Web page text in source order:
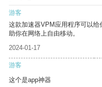
游客
这款加速器VPM应用程序可以
助你在网络上自由移动。
2024-01-17
游客
这个是app神器